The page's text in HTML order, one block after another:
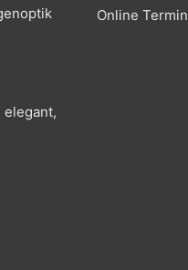
elegant,
Online Termin